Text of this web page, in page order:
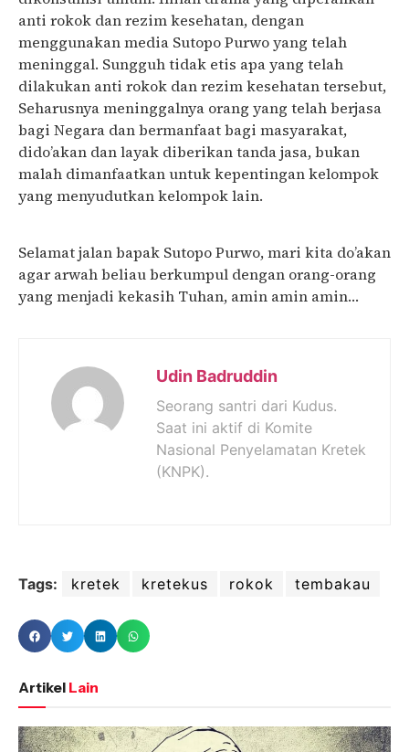
anti rokok dan rezim kesehatan, dengan
menggunakan media Sutopo Purwo yang telah
meninggal. Sungguh tidak etis apa yang telah
dilakukan anti rokok dan rezim kesehatan tersebut,
Seharusnya meninggalnya orang yang telah berjasa
bagi Negara dan bermanfaat bagi masyarakat,
dido’akan dan layak diberikan tanda jasa, bukan
malah dimanfaatkan untuk kepentingan kelompok
yang menyudutkan kelompok lain.
Selamat jalan bapak Sutopo Purwo, mari kita do’akan
agar arwah beliau berkumpul dengan orang-orang
yang menjadi kekasih Tuhan, amin amin amin…
Udin Badruddin
Seorang santri dari Kudus.
Saat ini aktif di Komite
Nasional Penyelamatan Kretek
(KNPK).
Tags: kretek kretekus rokok tembakau
Artikel Lain